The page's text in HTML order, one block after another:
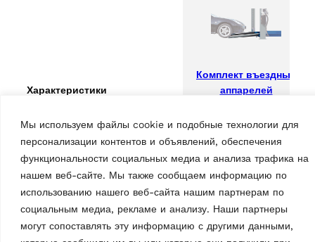
Мы используем файлы cookie и подобные технологии для
персонализации контентов и объявлений, обеспечения
функциональности социальных медиа и анализа трафика на
нашем веб-сайте. Мы также сообщаем информацию по
использованию нашего веб-сайта нашим партнерам по
социальным медиа, рекламе и анализу. Наши партнеры
могут сопоставлять эту информацию с другими данными,
(2) 2 products
Характеристики
Комплект въездных
аппарелей
Длина 1500мм
Страна происхождения, согласно
таможенному законодательству
IT